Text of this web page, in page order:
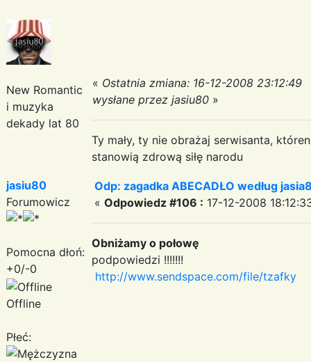
New Romantic
i muzyka
dekady lat 80
« Ostatnia zmiana: 16-12-2008 23:12:49
wysłane przez jasiu80 »
Ty mały, ty nie obrażaj serwisanta,
stanowią zdrową siłę narodu
jasiu80
Forumowicz
Pomocna dłoń:
+0/-0
Offline
Płeć:
Odp: zagadka ABECADŁO według
« Odpowiedz #106 : 17-12-2008
Obniżamy o połowę
podpowiedzi !!!!!!!
http://www.sendspace.com/file/tzafky